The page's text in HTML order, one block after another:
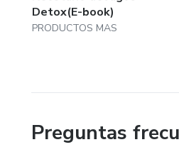
Detox(E-book)
PRODUCTOS MAS
Preguntas